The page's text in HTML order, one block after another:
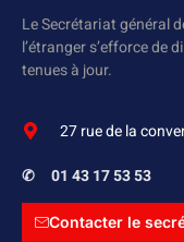
Le Secrétariat général
l’étranger s’efforce de
tenues à jour.
27 rue de la
✆ 01 43 17 53 53
Contacter le